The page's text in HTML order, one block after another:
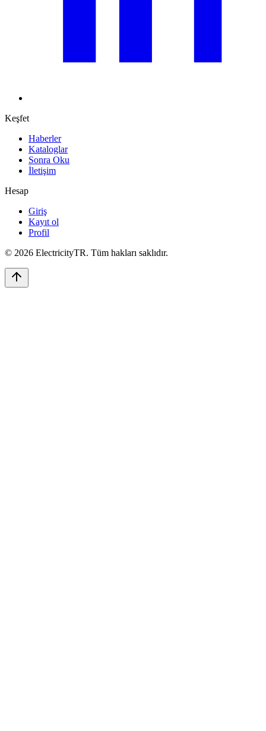
Keşfet
Haberler
Kataloglar
Sonra Oku
İletişim
Hesap
Giriş
Kayıt ol
Profil
© 2026 ElectricityTR. Tüm hakları saklıdır.